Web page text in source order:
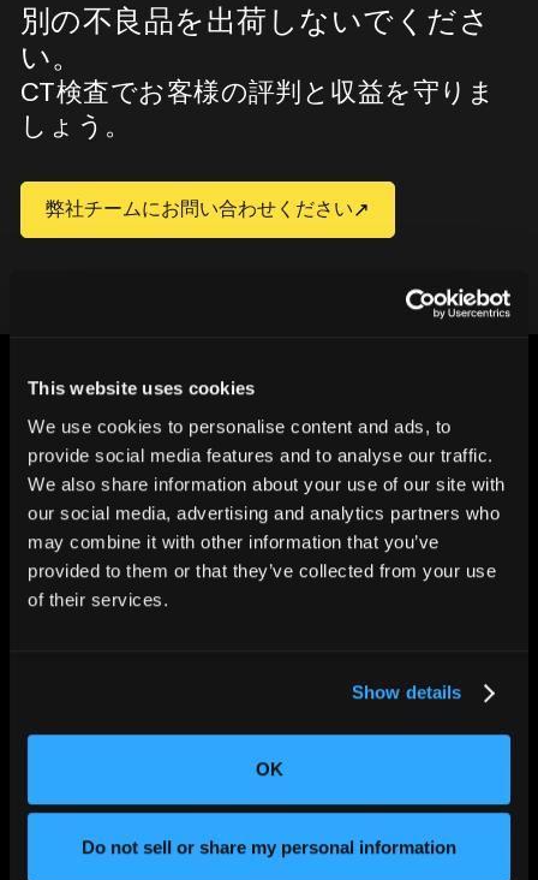
This website uses cookies
We use cookies to personalise content and ads, to
provide social media features and to analyse our traffic.
We also share information about your use of our site with
our social media, advertising and analytics partners who
may combine it with other information that you’ve
provided to them or that they’ve collected from your use
of their services.
Show details
OK
Do not sell or share my personal information
別の不良品を出荷しないでくださ
い。
CT検査でお客様の評判と収益を守りま
しょう。
弊社チームにお問い合わせください
世界の”ものづくり”を変える。
医療機器
スポーツ用品